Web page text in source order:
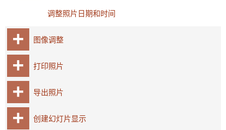
调整照片日期和时间
图像调整
打印照片
导出照片
创建幻灯片显示